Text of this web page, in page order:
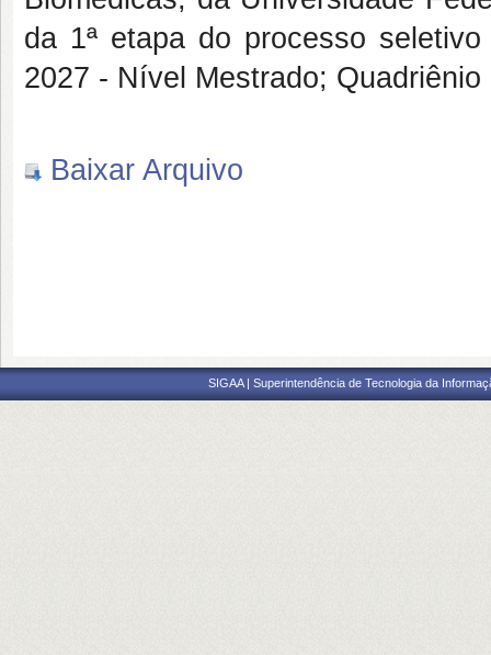
da 1ª etapa do processo
2027 - Nível Mestrado;
Baixar Arquivo
SIGAA | Superintendência de Tecnologia da